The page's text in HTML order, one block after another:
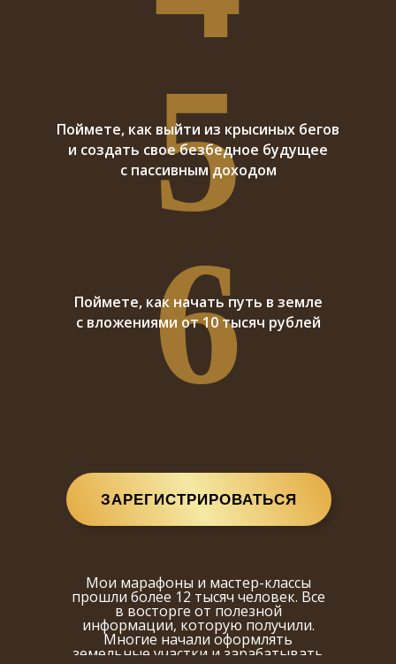
Поймете, как выйти из крысиных бегов
и создать свое безбедное будущее
с пассивным доходом
5
Поймете, как начать путь в земле
с вложениями от 10 тысяч рублей
6
ЗАРЕГИСТРИРОВАТЬСЯ
Мои марафоны и мастер-классы
прошли более 12 тысяч человек. Все
в восторге от полезной
информации, которую получили.
Многие начали оформлять
земельные участки и зарабатывать